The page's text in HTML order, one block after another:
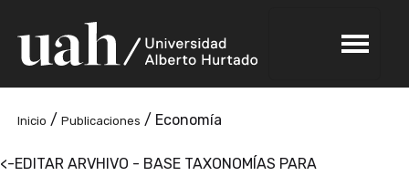
Inicio /Publicaciones / Economía
<-EDITAR ARVHIVO - BASE TAXONOMÍAS PARA